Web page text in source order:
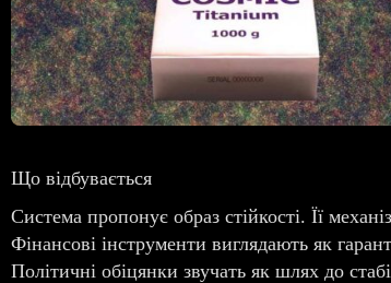
Що відбувається
Система пропонує образ стійкості. Її
Фінансові інструменти виглядають як
Політичні обіцянки звучать як шлях до